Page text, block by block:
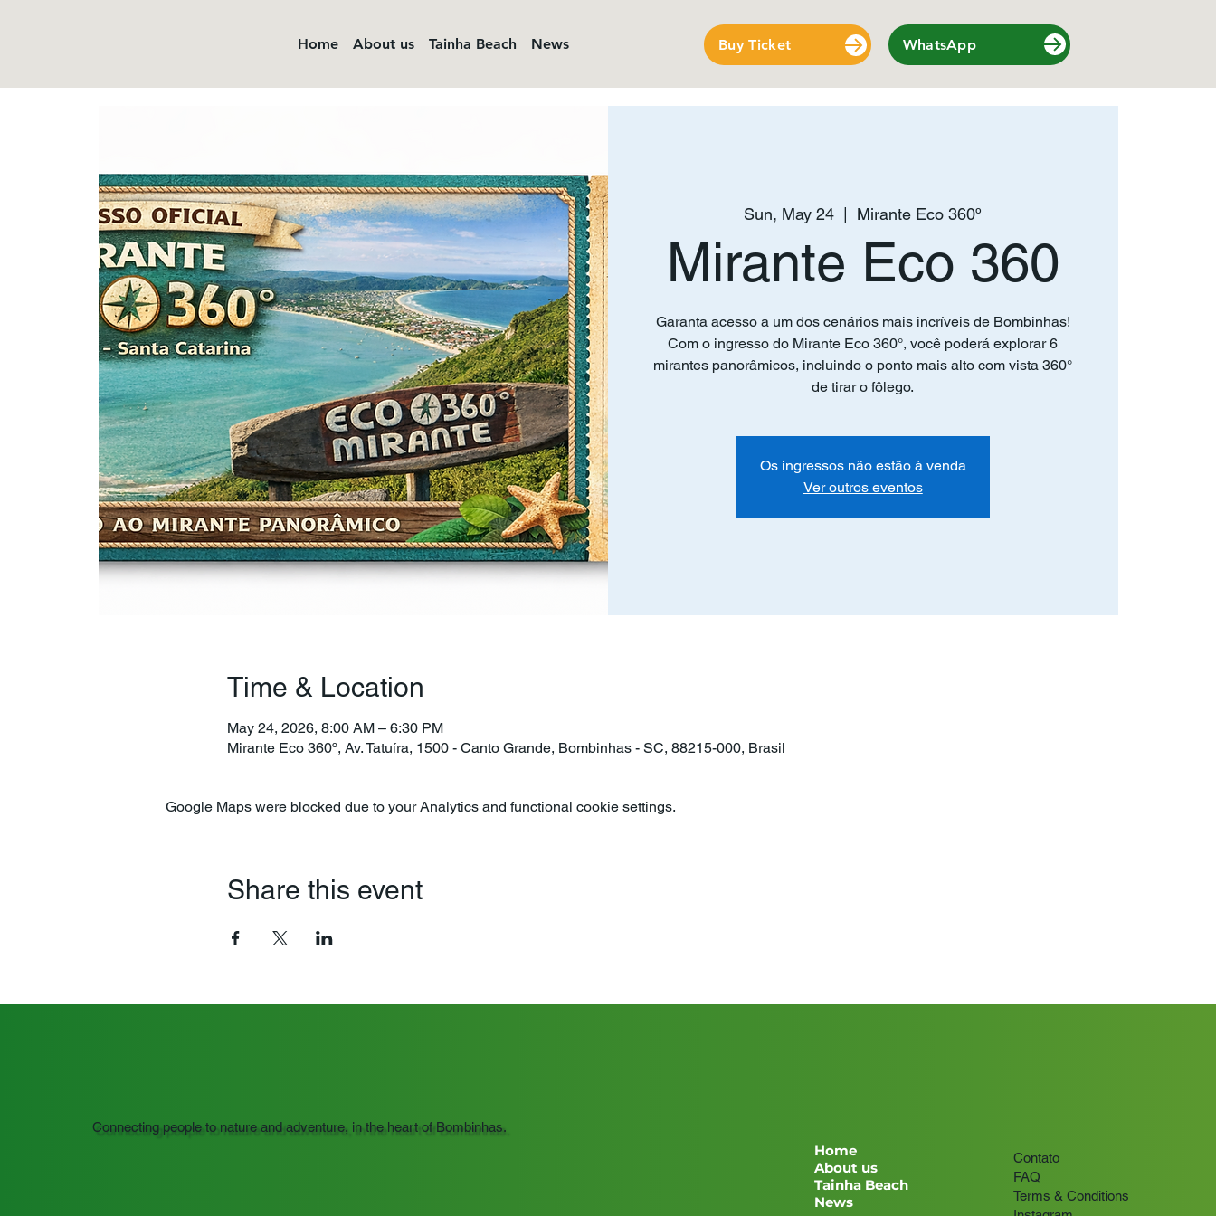
Home About us Tainha Beach News Buy Ticket WhatsApp
Sun, May 24 Mirante Eco 360º
Mirante Eco 360
Garanta acesso a um dos cenários mais incríveis de Bombinhas!
Com o ingresso do Mirante Eco 360°, você poderá explorar 6
mirantes panorâmicos, incluindo o ponto mais alto com vista 360°
de tirar o fôlego.
Os ingressos não estão à venda
Ver outros eventos
Time & Location
May 24, 2026, 8:00 AM – 6:30 PM
Mirante Eco 360º, Av. Tatuíra, 1500 - Canto Grande, Bombinhas - SC, 88215-000, Brasil
Google Maps were blocked due to your Analytics and functional cookie settings.
Share this event
Connecting people to nature and adventure, in the heart of Bombinhas.
Home
About us
Tainha Beach
News
Contato
FAQ
Terms & Conditions